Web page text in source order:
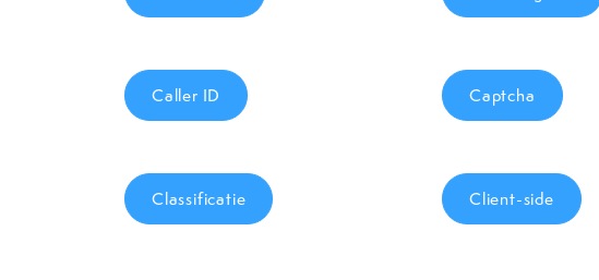
Caller ID Captcha
Classificatie Client-side